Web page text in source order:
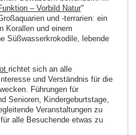
– Vorbild Natur"
und -terrarien: ein
Korallen und einem
Süßwasserkrokodile, lebende
richtet sich an alle
und Verständnis für die
Führungen für
Senioren, Kindergeburtstage,
Veranstaltungen zu
alle Besuchende etwas zu